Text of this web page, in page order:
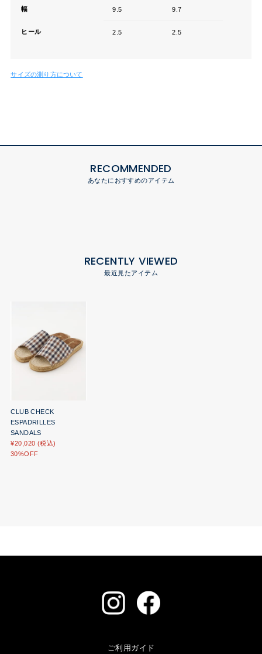
幅 9.5 9.7
ヒール 2.5 2.5
サイズの測り方について
RECOMMENDED
あなたにおすすめのアイテム
RECENTLY VIEWED
最近見たアイテム
CLUB CHECK
ESPADRILLES
SANDALS
¥20,020 (税込)
30%OFF
ご利用ガイド